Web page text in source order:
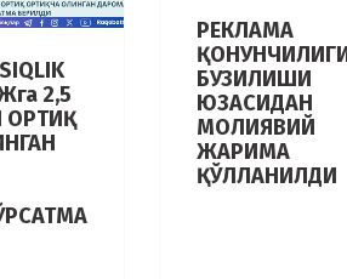
2,5
ОРТИҚ
РЕКЛАМА
БУЗИЛИШИ
ЮЗАСИДАН
МОЛИЯВИЙ
ЖАРИМА
ҚЎЛЛАНИЛДИ